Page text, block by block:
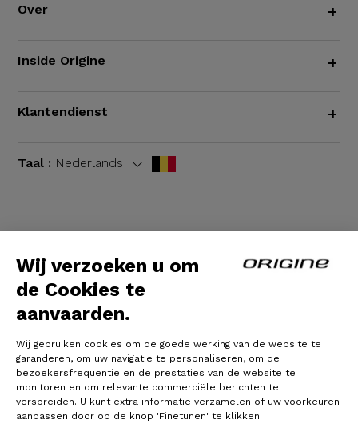
Wij verzoeken u om
de Cookies te
aanvaarden.
Wij gebruiken cookies om de goede werking van de website te
garanderen, om uw navigatie te personaliseren, om de
bezoekersfrequentie en de prestaties van de website te
monitoren en om relevante commerciële berichten te
verspreiden. U kunt extra informatie verzamelen of uw voorkeuren
aanpassen door op de knop 'Finetunen' te klikken.
Over +
Inside Origine +
Klantendienst +
Taal : Nederlands
© Origine Cycles